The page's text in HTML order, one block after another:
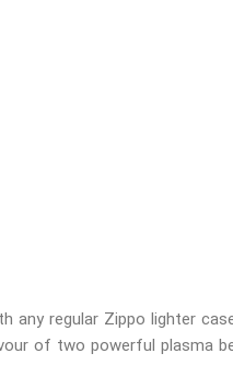
any regular Zippo lighter
of two powerful plasma